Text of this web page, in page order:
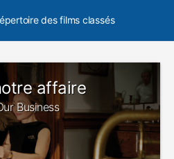
des films classés
affaire
Business